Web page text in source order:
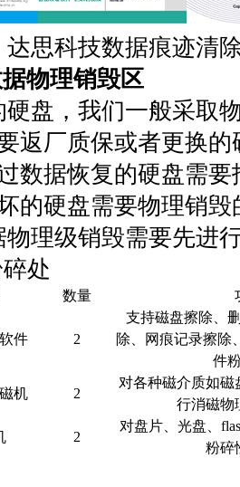
达思科技数据痕迹清
理销毁区
，我们一般采取物
厂质保或者更换的
据恢复的硬盘需要
硬盘需要物理销毁
级销毁需要先进行
处
数量
件 2
支持磁盘擦除、
除、网痕记录擦除
件
机 2
对各种磁介质如
行消磁物
2
对盘片、光盘、
粉碎